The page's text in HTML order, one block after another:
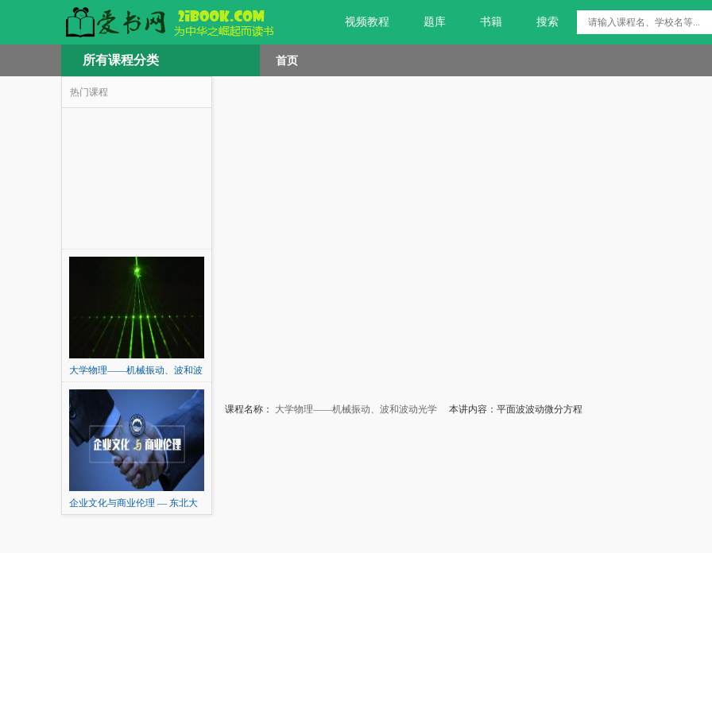
视频教程 题库 书籍 搜索
所有课程分类 首页
热门课程
大学物理——机械振动、波和波
企业文化与商业伦理 — 东北大
课程名称： 大学物理——机械振动、波和波动光学 本讲内容：平面波波动微分方程